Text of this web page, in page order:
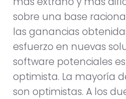
sobre una base
las ganancias
esfuerzo en nuevas
software potenciales
optimista. La mayoría
son optimistas. A los